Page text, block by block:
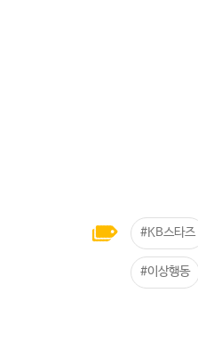
#KB스타즈
#이상행동